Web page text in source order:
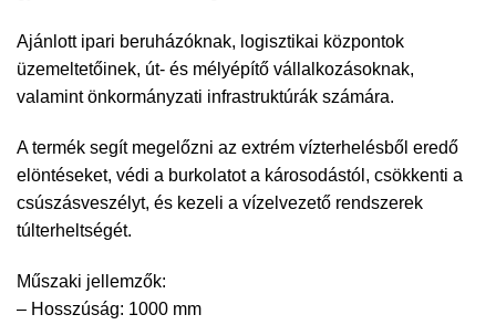
Ajánlott ipari beruházóknak, logisztikai központok
üzemeltetőinek, út- és mélyépítő vállalkozásoknak,
valamint önkormányzati infrastruktúrák számára.
A termék segít megelőzni az extrém vízterhelésből eredő
elöntéseket, védi a burkolatot a károsodástól, csökkenti a
csúszásveszélyt, és kezeli a vízelvezető rendszerek
túlterheltségét.
Műszaki jellemzők:
– Hosszúság: 1000 mm